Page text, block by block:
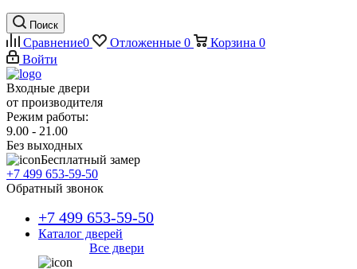
Поиск
Сравнение0 Отложенные 0 Корзина 0
Войти
Входные двери
от производителя
Режим работы:
9.00 - 21.00
Без выходных
Бесплатный замер
+7 499 653-59-50
Обратный звонок
+7 499 653-59-50
Каталог дверей
Все двери